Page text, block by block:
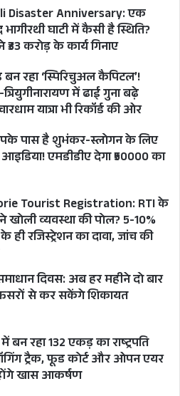
Disaster Anniversary: एक
घाटी में कैसी है स्थिति?
करोड़ के कार्य गिनाए
बन रहा ‘स्पिरिचुअल कैपिटल’!
में ढाई गुना बढ़े
यात्रा भी रिकॉर्ड की ओर
पास है शुभंकर-स्लोगन के लिए
आइडिया! एमडीडीए देगा ₹50000 का
Tourist Registration: RTI के
व्यवस्था की पोल? 5-10%
ही रजिस्ट्रेशन का दावा, जांच की
दिवस: अब हर महीने दो बार
से कर सकेंगे शिकायत
बन रहा 132 एकड़ का राष्ट्रपति
ट्रैक, फूड कोर्ट और ओपन एयर
खास आकर्षण